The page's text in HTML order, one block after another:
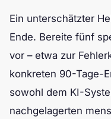
Ein unterschätzter
Ende. Bereite fünf
vor – etwa zur
konkreten 90-Tage-
sowohl dem KI-
nachgelagerten